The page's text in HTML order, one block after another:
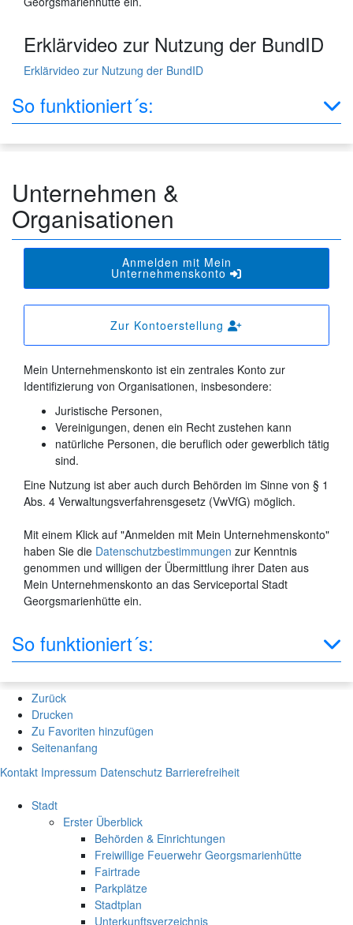
Erklärvideo zur Nutzung der BundID
Erklärvideo zur Nutzung der BundID
So funktioniert´s:
Unternehmen &
Organisationen
Anmelden mit Mein
Unternehmenskonto
Zur Kontoerstellung
Mein Unternehmenskonto ist ein zentrales Konto zur
Identifizierung von Organisationen, insbesondere:
Juristische Personen,
Vereinigungen, denen ein Recht zustehen kann
natürliche Personen, die beruflich oder gewerblich tätig
sind.
Eine Nutzung ist aber auch durch Behörden im Sinne von § 1
Abs. 4 Verwaltungsverfahrensgesetz (VwVfG) möglich.
Mit einem Klick auf "Anmelden mit Mein Unternehmenskonto"
haben Sie die Datenschutzbestimmungen zur Kenntnis
genommen und willigen der Übermittlung ihrer Daten aus
Mein Unternehmenskonto an das Serviceportal Stadt
Georgsmarienhütte ein.
So funktioniert´s:
Zurück
Drucken
Zu Favoriten hinzufügen
Seitenanfang
Kontakt Impressum Datenschutz Barrierefreiheit
Stadt
Erster Überblick
Behörden & Einrichtungen
Freiwillige Feuerwehr Georgsmarienhütte
Fairtrade
Parkplätze
Stadtplan
Unterkunftsverzeichnis